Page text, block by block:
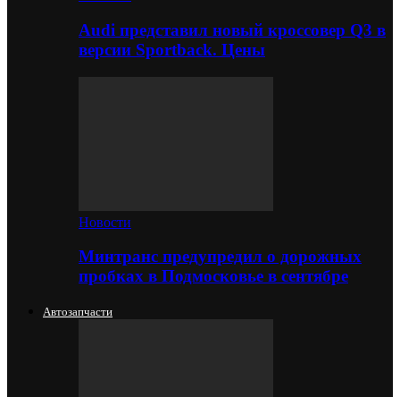
Audi представил новый кроссовер Q3 в
версии Sportback. Цены
Новости
Минтранс предупредил о дорожных
пробках в Подмосковье в сентябре
Автозапчасти